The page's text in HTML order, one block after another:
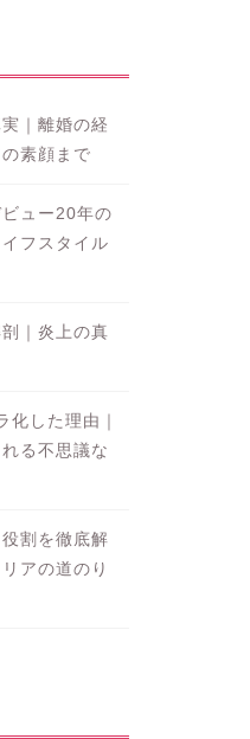
｜離婚の経
素顔まで
ュー20年の
フスタイル
｜炎上の真
化した理由｜
る不思議な
割を徹底解
アの道のり